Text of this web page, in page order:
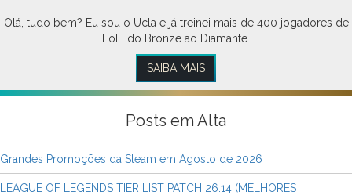
Olá, tudo bem? Eu sou o Ucla e já treinei mais de 400 jogadores de
LoL, do Bronze ao Diamante.
SAIBA MAIS
Posts em Alta
Grandes Promoções da Steam em Agosto de 2026
LEAGUE OF LEGENDS TIER LIST PATCH 26.14 (MELHORES